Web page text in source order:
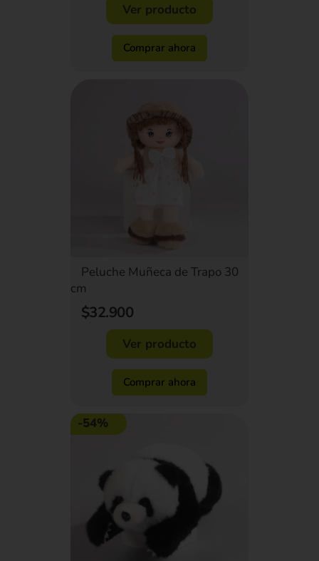
Ver producto
Comprar ahora
Peluche Muñeca de Trapo 30
cm
$32.900
Ver producto
Comprar ahora
-54%